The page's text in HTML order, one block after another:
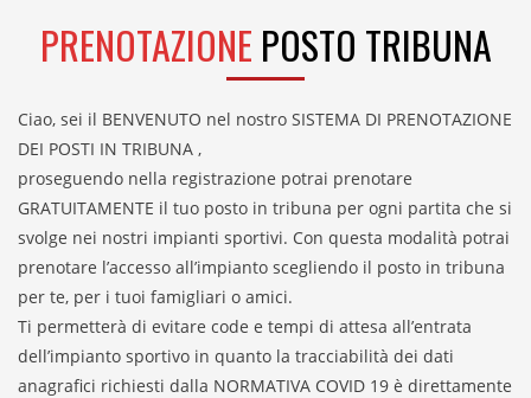
PRENOTAZIONE POSTO TRIBUNA
Ciao, sei il BENVENUTO nel nostro SISTEMA DI PRENOTAZIONE
DEI POSTI IN TRIBUNA ,
proseguendo nella registrazione potrai prenotare
GRATUITAMENTE il tuo posto in tribuna per ogni partita che si
svolge nei nostri impianti sportivi. Con questa modalità potrai
prenotare l’accesso all’impianto scegliendo il posto in tribuna
per te, per i tuoi famigliari o amici.
Ti permetterà di evitare code e tempi di attesa all’entrata
dell’impianto sportivo in quanto la tracciabilità dei dati
anagrafici richiesti dalla NORMATIVA COVID 19 è direttamente